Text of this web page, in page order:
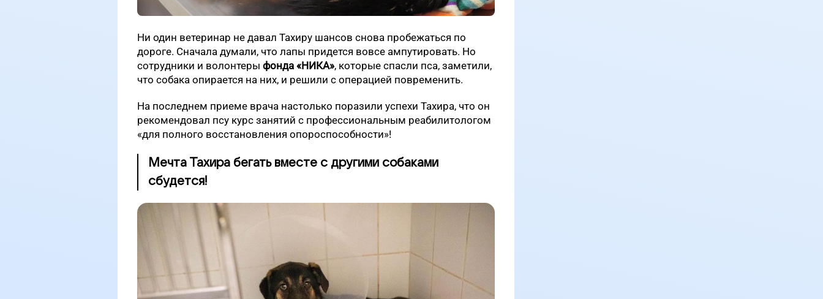
Ни один ветеринар не давал Тахиру шансов снова пробежаться по
дороге. Сначала думали, что лапы придется вовсе ампутировать. Но
сотрудники и волонтеры фонда «НИКА», которые спасли пса, заметили,
что собака опирается на них, и решили с операцией повременить.
На последнем приеме врача настолько поразили успехи Тахира, что он
рекомендовал псу курс занятий с профессиональным реабилитологом
«для полного восстановления опороспособности»!
Мечта Тахира бегать вместе с другими собаками
сбудется!